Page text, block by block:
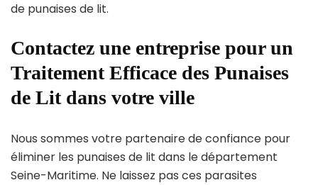
de punaises de lit.
Contactez une entreprise pour un
Traitement Efficace des Punaises
de Lit dans votre ville
Nous sommes votre partenaire de confiance pour
éliminer les punaises de lit dans le département
Seine-Maritime. Ne laissez pas ces parasites